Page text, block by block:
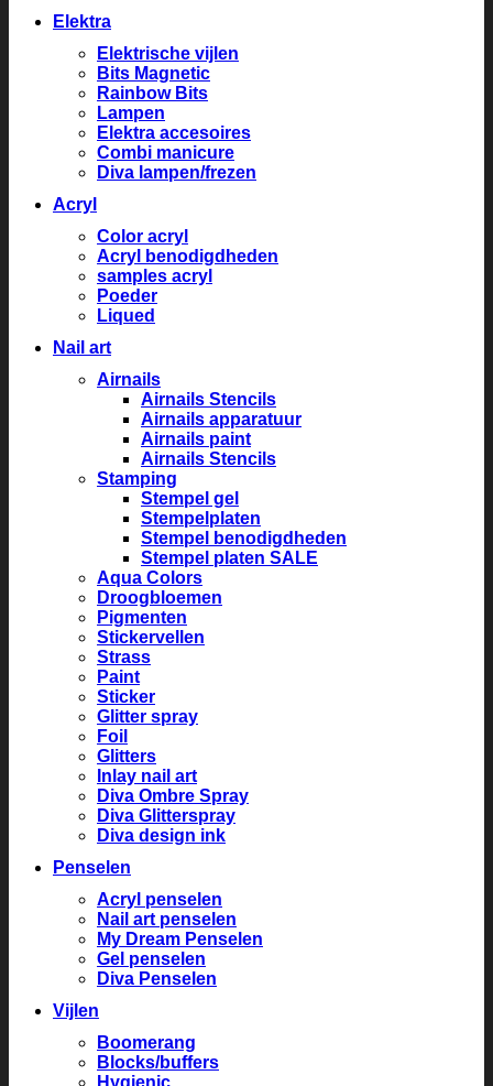
Elektra
Elektrische vijlen
Bits Magnetic
Rainbow Bits
Lampen
Elektra accesoires
Combi manicure
Diva lampen/frezen
Acryl
Color acryl
Acryl benodigdheden
samples acryl
Poeder
Liqued
Nail art
Airnails
Airnails Stencils
Airnails apparatuur
Airnails paint
Airnails Stencils
Stamping
Stempel gel
Stempelplaten
Stempel benodigdheden
Stempel platen SALE
Aqua Colors
Droogbloemen
Pigmenten
Stickervellen
Strass
Paint
Sticker
Glitter spray
Foil
Glitters
Inlay nail art
Diva Ombre Spray
Diva Glitterspray
Diva design ink
Penselen
Acryl penselen
Nail art penselen
My Dream Penselen
Gel penselen
Diva Penselen
Vijlen
Boomerang
Blocks/buffers
Hygienic